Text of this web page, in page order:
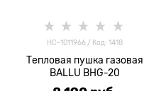
НС-1011966 / Код: 1418
Тепловая пушка газовая
BALLU BHG-20